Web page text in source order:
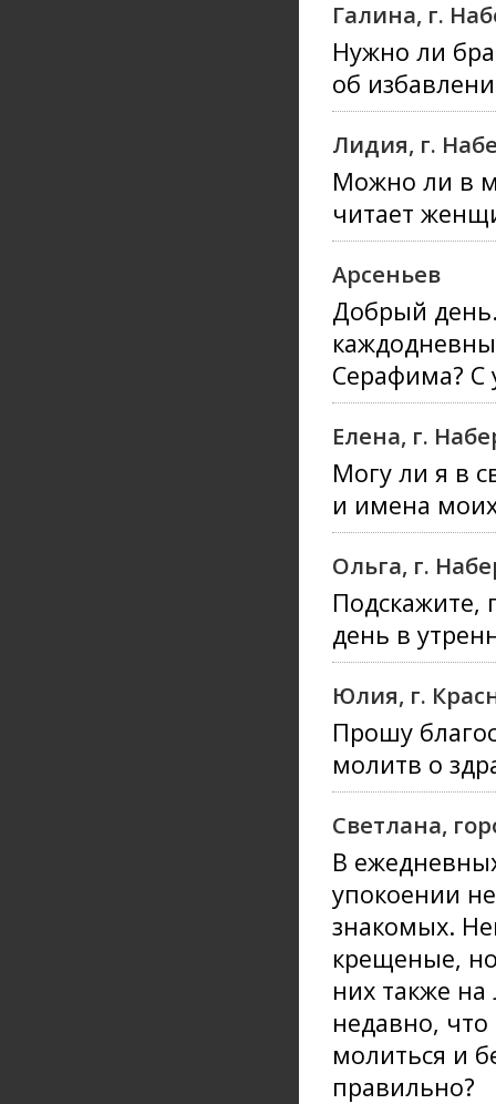
Галина, г.
Нужно ли
об
Лидия, г.
Можно ли в
читает
Арсеньев
Добрый
Серафима?
Елена, г.
Могу ли я в
и имена
Ольга, г.
Подскажите,
день в
Юлия, г.
Прошу
молитв о
Светлана,
В
упокоении
знакомых.
крещеные,
них также
недавно,
молиться и
правильно?